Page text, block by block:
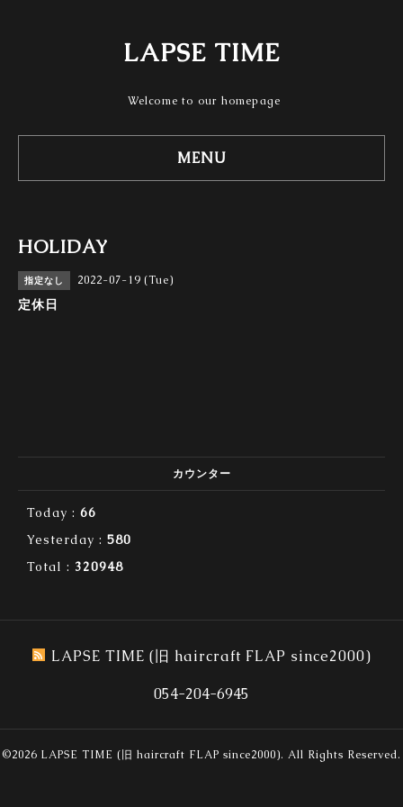
LAPSE TIME
Welcome to our homepage
MENU
HOLIDAY
指定なし 2022-07-19 (Tue)
定休日
カウンター
Today : 66
Yesterday : 580
Total : 320948
LAPSE TIME (旧 haircraft FLAP since2000)
054-204-6945
©2026 LAPSE TIME (旧 haircraft FLAP since2000). All Rights Reserved.